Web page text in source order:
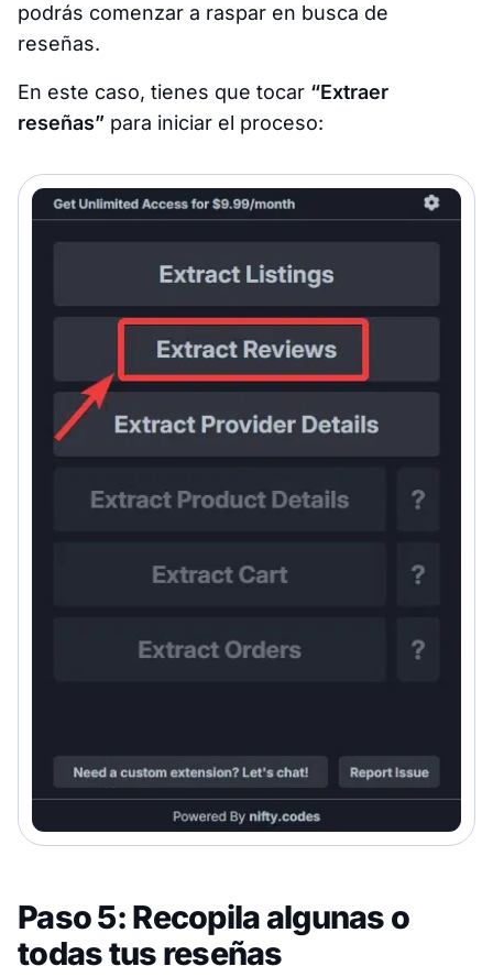
podrás comenzar a raspar en busca de
reseñas.
En este caso, tienes que tocar “Extraer
reseñas” para iniciar el proceso:
Paso 5: Recopila algunas o
todas tus reseñas